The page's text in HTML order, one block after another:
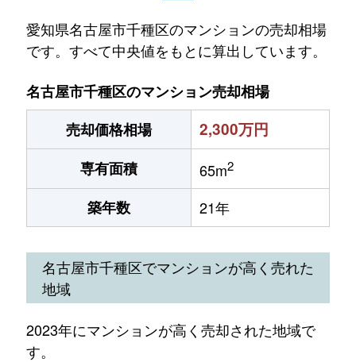
愛知県名古屋市千種区のマンションの売却相場
です。すべて中央値をもとに算出しています。
名古屋市千種区のマンション売却相場
売却価格相場
2,300万円
専有面積 65m2
築年数 21年
名古屋市千種区でマンションが高く売れた
地域
2023年にマンションが高く売却された地域で
す。